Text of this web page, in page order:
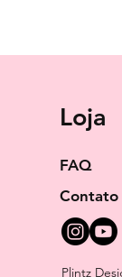
Loja
FAQ
Contato
Plintz